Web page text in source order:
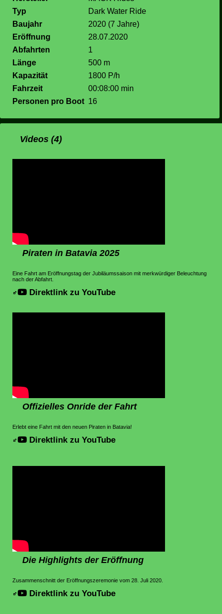
Typ
Dark Water Ride
Baujahr
2020 (7 Jahre)
Eröffnung
28.07.2020
Abfahrten
1
Länge
500 m
Kapazität
1800 P/h
Fahrzeit
00:08:00 min
Personen pro Boot 16
Videos (4)
Piraten in Batavia 2025
Eine Fahrt am Eröffnungstag der Jubiläumssaison mit merkwürdiger Beleuchtung
nach der Abfahrt.
Direktlink zu YouTube
Offizielles Onride der Fahrt
Erlebt eine Fahrt mit den neuen Piraten in Batavia!
Direktlink zu YouTube
Die Highlights der Eröffnung
Zusammenschnitt der Eröffnungszeremonie vom 28. Juli 2020.
Direktlink zu YouTube